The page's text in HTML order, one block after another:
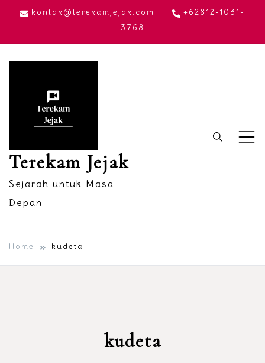
Skip
content
kontak@terekamjejak.com
+62812-1031-
3768
Terekam Jejak
Sejarah untuk Masa
Depan
Home kudeta
kudeta